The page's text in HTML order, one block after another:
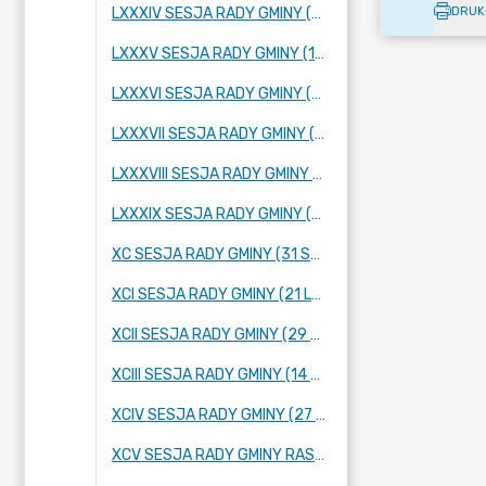
LXXXIV SESJA RADY GMINY (25 PAŹDZIERNIKA 2023 R.)
LXXXV SESJA RADY GMINY (16 LISTOPADA 2023 R.)
LXXXVI SESJA RADY GMINY (28 LISTOPADA 2023 R.)
LXXXVII SESJA RADY GMINY (14 GRUDNIA 2023 R.)
LXXXVIII SESJA RADY GMINY (21 GRUDNIA 2023 R.)
LXXXIX SESJA RADY GMINY (12 STYCZNIA 2024 R.)
XC SESJA RADY GMINY (31 STYCZNIA 2024 R.)
XCI SESJA RADY GMINY (21 LUTEGO 2024 R.)
XCII SESJA RADY GMINY (29 LUTEGO 2024 R.)
XCIII SESJA RADY GMINY (14 MARCA 2024 ROKU)
XCIV SESJA RADY GMINY (27 MARCA 2024 ROKU)
XCV SESJA RADY GMINY RASZYN (4 KWIETNIA 2024 ROKU)